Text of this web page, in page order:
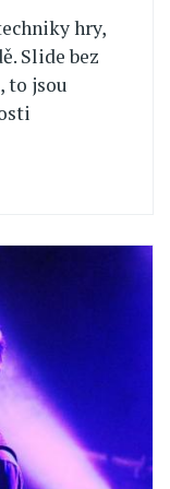
hry,
Slide bez
to jsou